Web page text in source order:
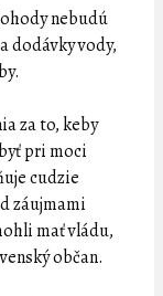
nebudú
dodávky vody,
za to, keby
pri moci
cudzie
záujmami
mať vládu,
občan.